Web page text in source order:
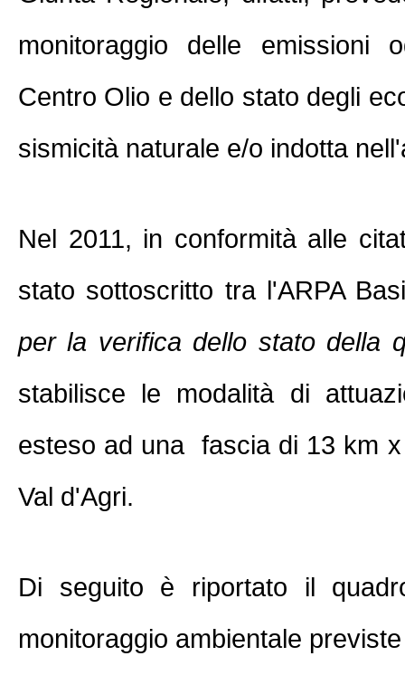
monitoraggio delle emissioni
Centro Olio e dello stato degli
sismicità naturale e/o indotta
Nel 2011, in conformità alle
stato sottoscritto tra l'ARPA
per la verifica dello stato della
stabilisce le modalità di
esteso ad una fascia di 13 km
Val d'Agri.
Di seguito è riportato il
monitoraggio ambientale